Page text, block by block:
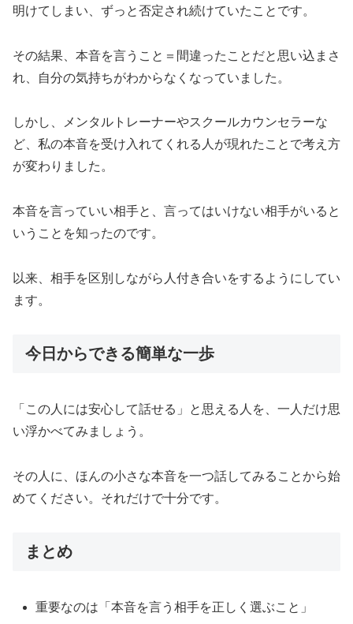
明けてしまい、ずっと否定され続けていたことです。
その結果、本音を言うこと＝間違ったことだと思い込まさ
れ、自分の気持ちがわからなくなっていました。
しかし、メンタルトレーナーやスクールカウンセラーな
ど、私の本音を受け入れてくれる人が現れたことで考え方
が変わりました。
本音を言っていい相手と、言ってはいけない相手がいると
いうことを知ったのです。
以来、相手を区別しながら人付き合いをするようにしてい
ます。
今日からできる簡単な一歩
「この人には安心して話せる」と思える人を、一人だけ思
い浮かべてみましょう。
その人に、ほんの小さな本音を一つ話してみることから始
めてください。それだけで十分です。
まとめ
重要なのは「本音を言う相手を正しく選ぶこと」